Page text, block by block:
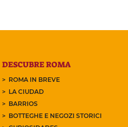
DESCUBRE ROMA
ROMA IN BREVE
LA CIUDAD
BARRIOS
BOTTEGHE E NEGOZI STORICI